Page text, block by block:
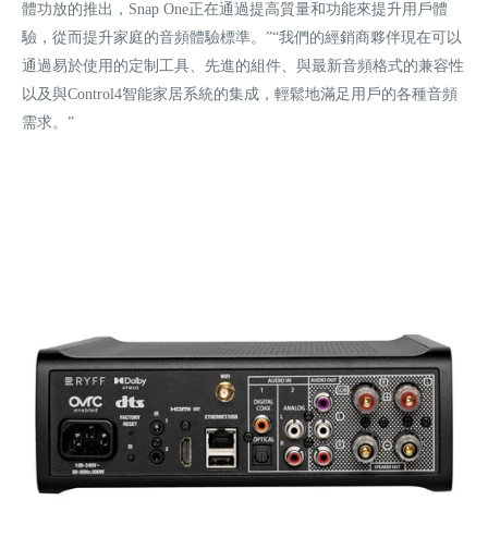
體功放的推出，Snap One正在通過提高質量和功能來提升用戶體
驗，從而提升家庭的音頻體驗標準。”“我們的經銷商夥伴現在可以
通過易於使用的定制工具、先進的組件、與最新音頻格式的兼容性
以及與Control4智能家居系統的集成，輕鬆地滿足用戶的各種音頻
需求。”